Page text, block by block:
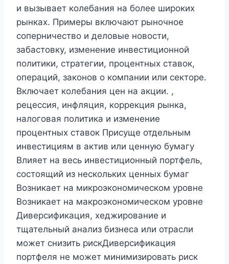
и вызывает колебания на более широких
рынках. Примеры включают рыночное
соперничество и деловые новости,
забастовку, изменение инвестиционной
политики, стратегии, процентных ставок,
операций, законов о компании или секторе.
Включает колебания цен на акции. ,
рецессия, инфляция, коррекция рынка,
налоговая политика и изменение
процентных ставок Присуще отдельным
инвестициям в актив или ценную бумагу
Влияет на весь инвестиционный портфель,
состоящий из нескольких ценных бумаг
Возникает на микроэкономическом уровне
Возникает на макроэкономическом уровне
Диверсификация, хеджирование и
тщательный анализ бизнеса или отрасли
может снизить рискДиверсификация
портфеля не может минимизировать риск